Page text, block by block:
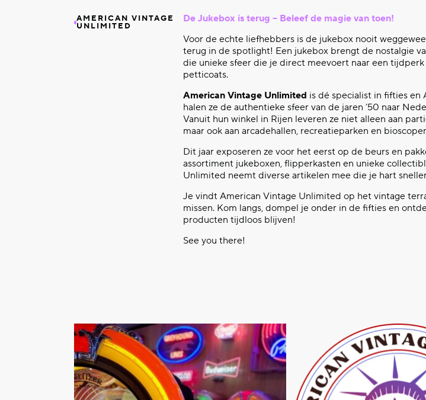
AMERICAN VINTAGE
UNLIMITED
De Jukebox is terug – Beleef de magie van toen!
Voor de echte liefhebbers is de jukebox nooit
terug in de spotlight! Een jukebox brengt de nostalgie
die unieke sfeer die je direct meevoert naar een
petticoats.
American Vintage Unlimited is dé specialist in fifties en
halen ze de authentieke sfeer van de jaren ’50 naar
Vanuit hun winkel in Rijen leveren ze niet alleen aan
maar ook aan arcadehallen, recreatieparken en
Dit jaar exposeren ze voor het eerst op de beurs en
assortiment jukeboxen, flipperkasten en unieke
Unlimited neemt diverse artikelen mee die je hart
Je vindt American Vintage Unlimited op het vintage
missen. Kom langs, dompel je onder in de fifties en
producten tijdloos blijven!
See you there!